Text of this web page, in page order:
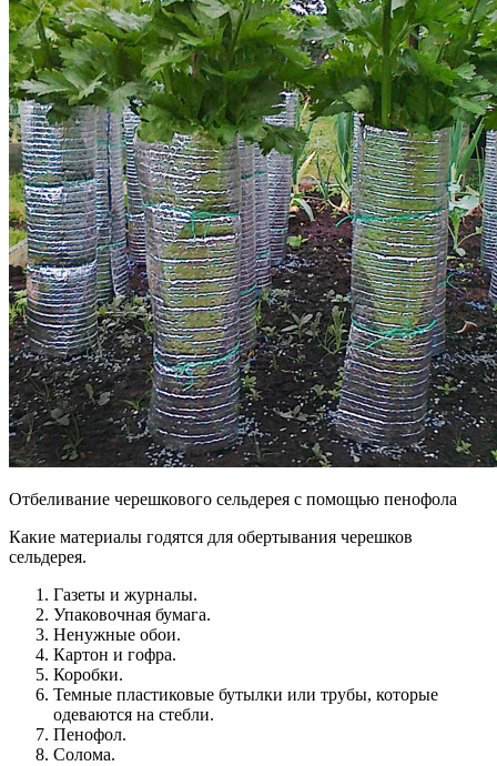
Отбеливание черешкового сельдерея с помощью пенофола
Какие материалы годятся для обертывания черешков
сельдерея.
Газеты и журналы.
Упаковочная бумага.
Ненужные обои.
Картон и гофра.
Коробки.
Темные пластиковые бутылки или трубы, которые
одеваются на стебли.
Пенофол.
Солома.